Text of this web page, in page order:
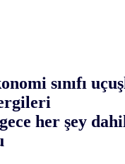
sınıfı
her şey